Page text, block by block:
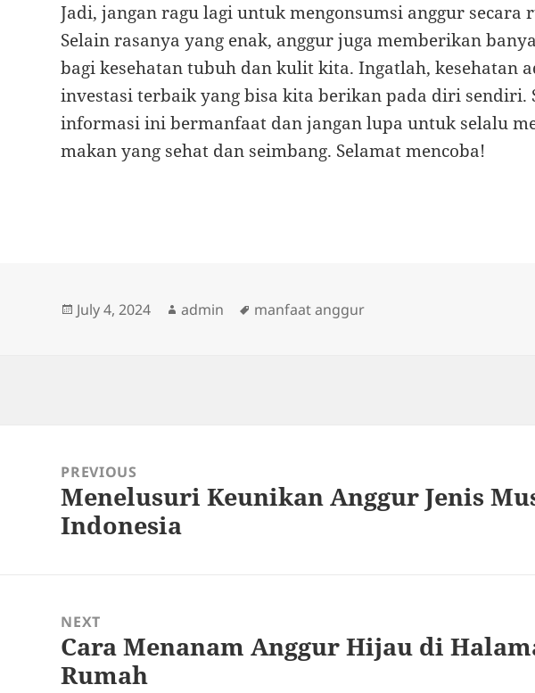
Jadi, jangan ragu lagi untuk mengonsumsi anggur secara
Selain rasanya yang enak, anggur juga memberikan
bagi kesehatan tubuh dan kulit kita. Ingatlah, kesehatan
investasi terbaik yang bisa kita berikan pada diri sendiri.
informasi ini bermanfaat dan jangan lupa untuk selalu
makan yang sehat dan seimbang. Selamat mencoba!
Posted
July 4, 2024 Author
admin Tags
manfaat anggur
navigationPREVIOUS
Previous
post:
Menelusuri Keunikan Anggur Jenis
Indonesia
NEXT
Next
post:
Cara Menanam Anggur Hijau di
Rumah